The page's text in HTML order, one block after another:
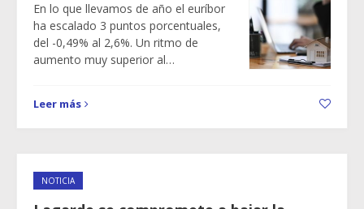
En lo que llevamos de año el euríbor
ha escalado 3 puntos porcentuales,
del -0,49% al 2,6%. Un ritmo de
aumento muy superior al…
Leer más
NOTICIA